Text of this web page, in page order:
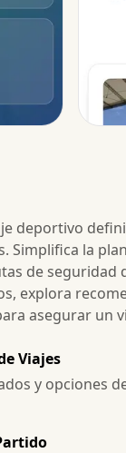
deportivo
Simplifica la
de
explora
asegurar un
Viajes
y opciones